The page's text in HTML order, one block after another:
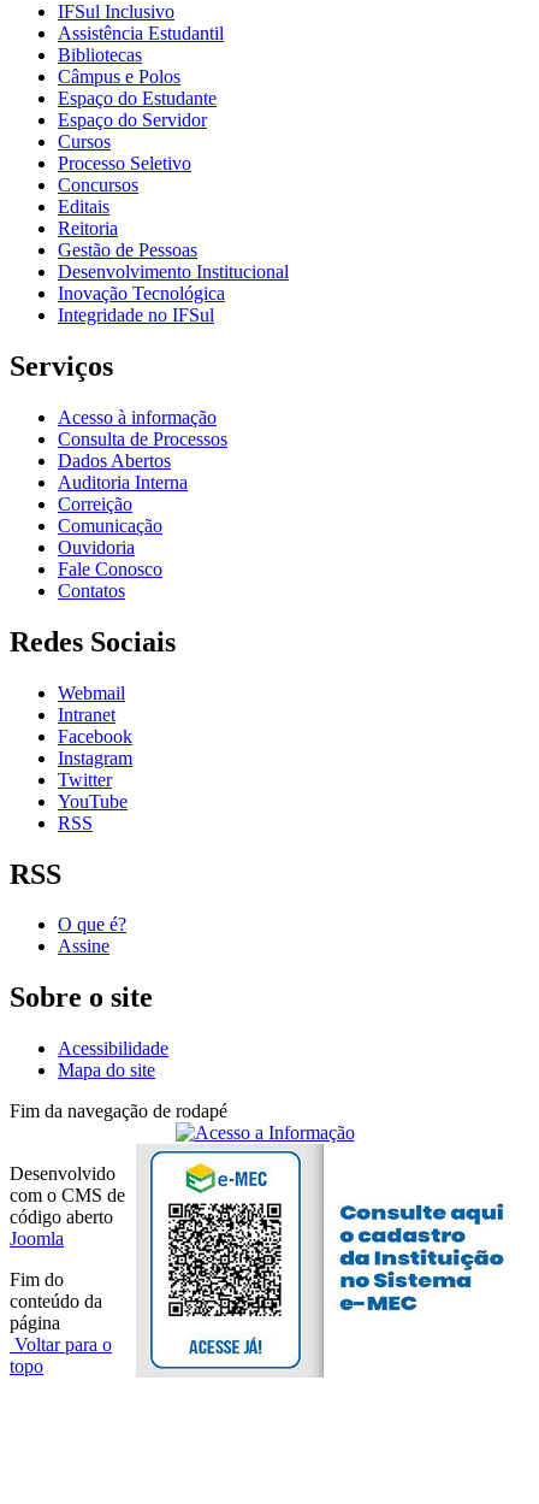
IFSul Inclusivo
Assistência Estudantil
Bibliotecas
Câmpus e Polos
Espaço do Estudante
Espaço do Servidor
Cursos
Processo Seletivo
Concursos
Editais
Reitoria
Gestão de Pessoas
Desenvolvimento Institucional
Inovação Tecnológica
Integridade no IFSul
Serviços
Acesso à informação
Consulta de Processos
Dados Abertos
Auditoria Interna
Correição
Comunicação
Ouvidoria
Fale Conosco
Contatos
Redes Sociais
Webmail
Intranet
Facebook
Instagram
Twitter
YouTube
RSS
RSS
O que é?
Assine
Sobre o site
Acessibilidade
Mapa do site
Fim da navegação de rodapé
Desenvolvido
com o CMS de
código aberto
Joomla
Fim do
conteúdo da
página
Voltar para o
topo